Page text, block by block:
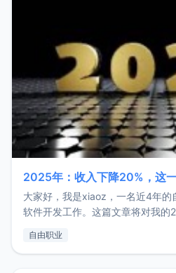
2025年：收入下降20%，这
大家好，我是xiaoz，一名近4年的
软件开发工作。这篇文章将对我的
收入下降20%，但却过得很充实，
自由职业